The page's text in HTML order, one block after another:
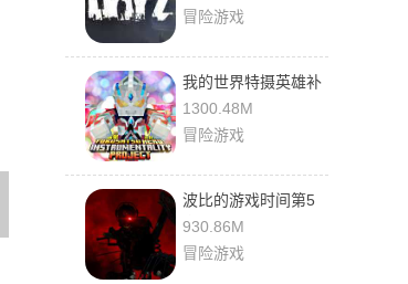
冒险游戏
我的世界特摄英雄补
完计划
1300.48M
冒险游戏
波比的游戏时间第5
章
930.86M
冒险游戏